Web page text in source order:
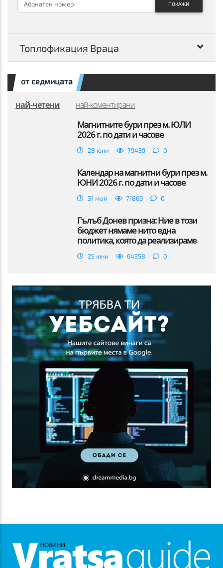
ПОКАЖИ
Топлофикация Враца
от седмицата
най-четени най-коментирани
Магнитните бури през м. ЮЛИ
2026 г. по дати и часове
28 юни 79439 0
Календар на магнитни бури през м.
ЮНИ 2026 г. по дати и часове
31 май 71869 0
Гълъб Донев призна: Ние в този
бюджет нямаме нито една
политика, която да реализираме
25 юни 64358 0